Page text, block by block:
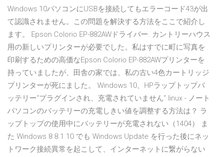
Windows 10パソコンにUSBを接続してもエラーコード43が出
て認識されません。この問題を解決する方法をここで紹介し
ます。 Epson Colorio EP-882AWドライバー. カントリーハウス
用の新しいプリンターが必要でした。私はすでに町に写真を
印刷するための高価なEpson Colorio EP-882AWプリンターを
持っていましたが、田舎の家では、私の古い4色カートリッジ
プリンターが死にました。 Windows 10、HPラップトップバ
ッテリー“プラグインされ、充電されていません” linux - ノート
パソコンのバッテリーの充電しきい値を調整する方法は？ ラ
ップトップの使用中にバッテリーが充電されない（1404） ま
た Windows 8 8.1 10 でも Windows Update を行った後にネッ
トワーク接続異常を起こして、インターネットに繋がらない